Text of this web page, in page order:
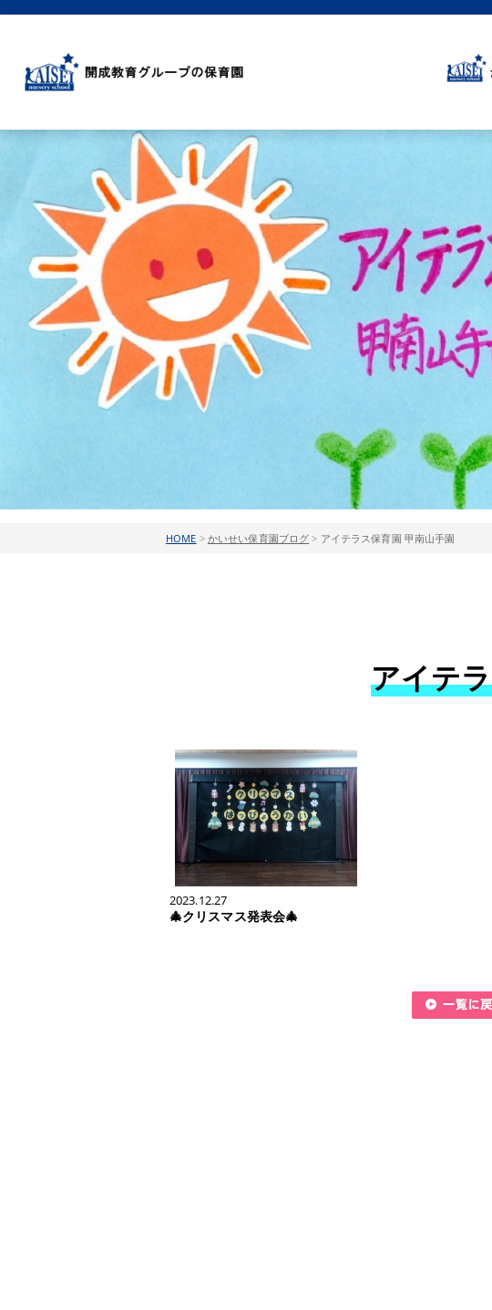
HOME > かいせい保育園ブログ > アイテラス保育園 甲南山手園
アイテ
2023.12.27
🎄クリスマス発表会🎄